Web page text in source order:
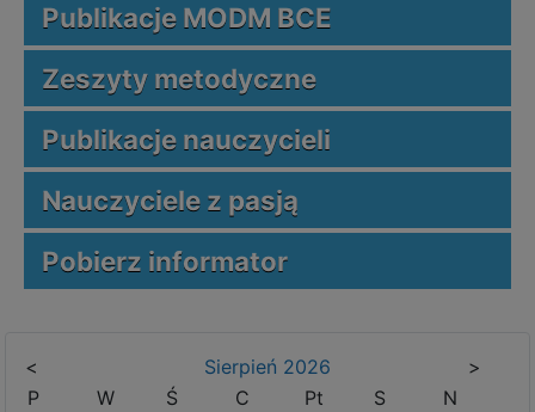
Publikacje MODM BCE
Zeszyty metodyczne
Publikacje nauczycieli
Nauczyciele z pasją
Pobierz informator
< Sierpień 2026
>
P
W Ś C Pt S
N